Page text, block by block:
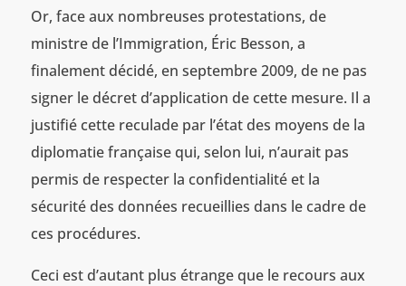
Or, face aux nombreuses protestations, de
ministre de l’Immigration, Éric Besson, a
finalement décidé, en septembre 2009, de ne pas
signer le décret d’application de cette mesure. Il a
justifié cette reculade par l’état des moyens de la
diplomatie française qui, selon lui, n’aurait pas
permis de respecter la confidentialité et la
sécurité des données recueillies dans le cadre de
ces procédures.
Ceci est d’autant plus étrange que le recours aux